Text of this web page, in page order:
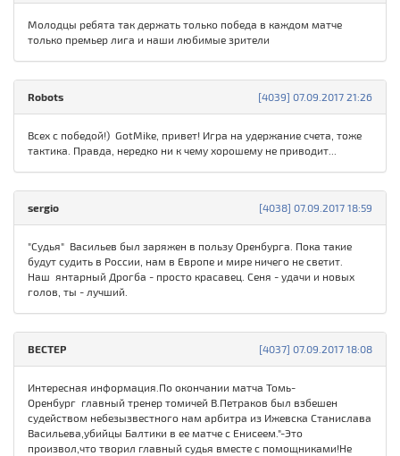
Молодцы ребята так держать только победа в каждом матче
только премьер лига и наши любимые зрители
[4039] 07.09.2017 21:26
Robots
Всех с победой!) GotMike, привет! Игра на удержание счета, тоже
тактика. Правда, нередко ни к чему хорошему не приводит...
[4038] 07.09.2017 18:59
sergio
"Cудья" Васильев был заряжен в пользу Оренбурга. Пока такие
будут судить в России, нам в Европе и мире ничего не светит.
Наш янтарный Дрогба - просто красавец. Сеня - удачи и новых
голов, ты - лучший.
[4037] 07.09.2017 18:08
ВЕСТЕР
Интересная информация.По окончании матча Томь-
Оренбург главный тренер томичей В.Петраков был взбешен
судейством небезызвестного нам арбитра из Ижевска Станислава
Васильева,убийцы Балтики в ее матче с Енисеем."-Это
произвол,что творил главный судья вместе с помощниками!Не